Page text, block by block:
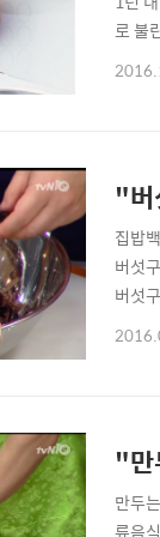
로 불
는 것
"버
집밥
버섯
버섯
"만
만두
류음